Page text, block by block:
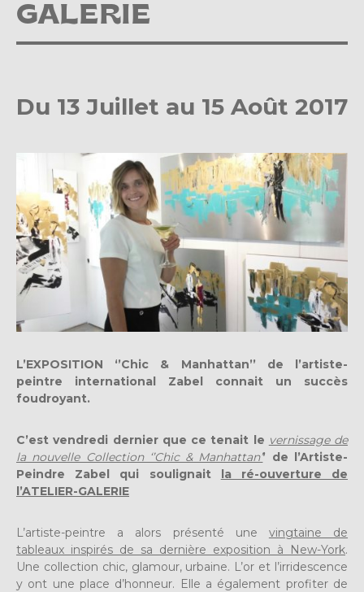
GALERIE
Du 13 Juillet au 15 Août 2017
L’EXPOSITION ‘’Chic & Manhattan’’ de l’artiste-
peintre international Zabel connait un succès
foudroyant.
C’est vendredi dernier que ce tenait le vernissage de
la nouvelle Collection ‘’Chic & Manhattan’’ de l’Artiste-
Peindre Zabel qui soulignait la ré-ouverture de
l’ATELIER-GALERIE
L’artiste-peintre a alors présenté une vingtaine de
tableaux inspirés de sa dernière exposition à New-York.
Une collection chic, glamour, urbaine. L’or et l’irridescence
y ont une place d’honneur. Elle a également profiter de